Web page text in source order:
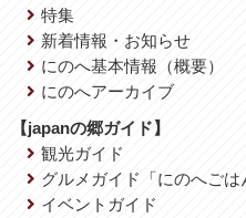
特集
新着情報・お知らせ
にのへ基本情報（概要）
にのへアーカイブ
【japanの郷ガイド】
観光ガイド
グルメガイド「にのへごは
イベントガイド